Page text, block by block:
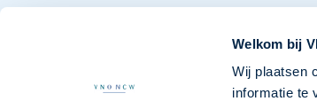
Welkom bij
Wij plaatsen
informatie te